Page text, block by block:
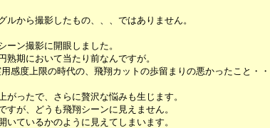
ルから撮影したもの、、、ではありません。
ーン撮影に開眼しました。
熟期において当たり前なんですが。
感度上限の時代の、飛翔カットの歩留まりの悪かったこと・・
がったで、さらに贅沢な悩みも生じます。
すが、どうも飛翔シーンに見えません。
いているかのように見えてしまいます。